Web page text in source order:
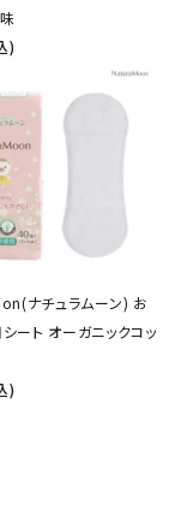
)
ナチュラムーン) お
ート オーガニックコッ
)